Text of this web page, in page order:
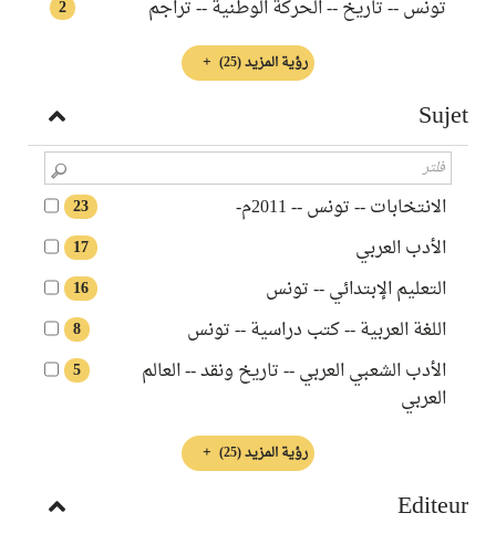
2 تونس -- تاريخ -- الحركة الوطنية -- تراجم
رؤية المزيد(25)
Sujet
23 الانتخابات‏ -- ‏تونس‏ -- ‏2011م-
17 الأدب العربي‏
16 التعليم الإبتدائي -- تونس
8 اللغة العربية -- كتب دراسية -- تونس
5
الأدب الشعبي العربي -- تاريخ ونقد -- العالم
العربي
رؤية المزيد(25)
Editeur